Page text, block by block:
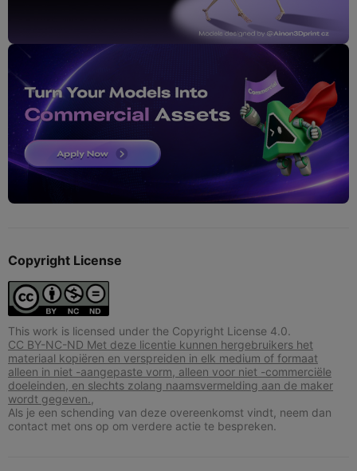
Copyright License
This work is licensed under the Copyright License 4.0.
CC BY-NC-ND Met deze licentie kunnen hergebruikers het
materiaal kopiëren en verspreiden in elk medium of formaat
alleen in niet -aangepaste vorm, alleen voor niet -commerciële
doeleinden, en slechts zolang naamsvermelding aan de maker
wordt gegeven.,
Als je een schending van deze overeenkomst vindt, neem dan
contact met ons op om verdere actie te bespreken.